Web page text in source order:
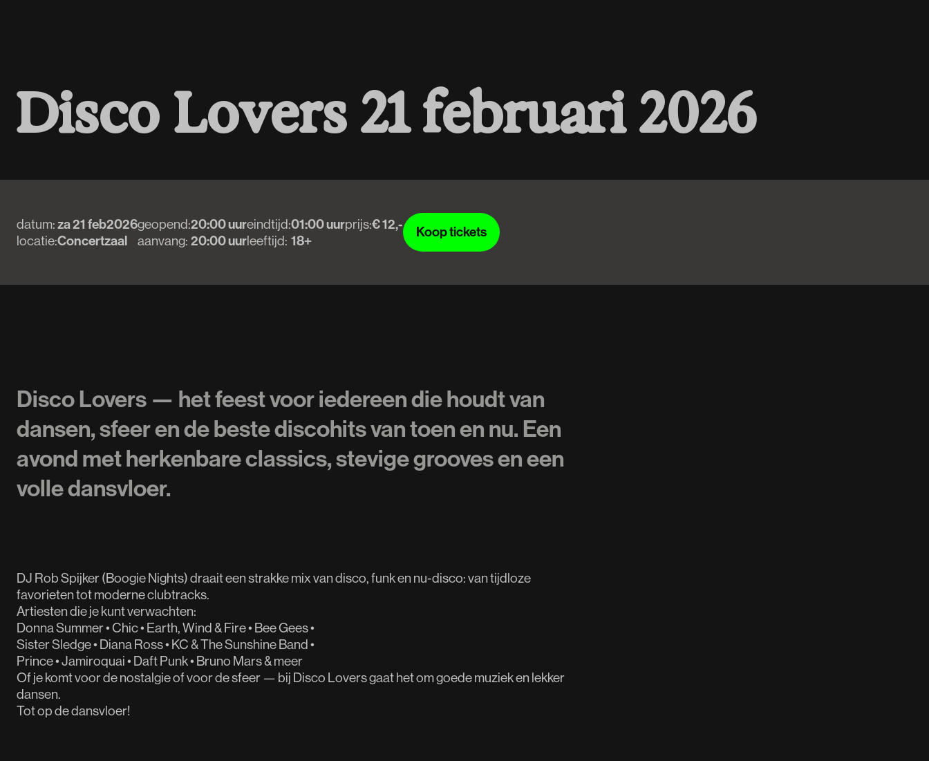
Disco Lovers 21 februari 2026
datum:
locatie:
za 21 feb2026
Concertzaal
geopend:
aanvang:
20:00 uur
20:00 uur
eindtijd:
leeftijd:
01:00 uur
18+
prijs:€ 12,-
Koop tickets
Disco Lovers — het feest voor iedereen die houdt van
dansen, sfeer en de beste discohits van toen en nu. Een
avond met herkenbare classics, stevige grooves en een
volle dansvloer.
DJ Rob Spijker (Boogie Nights) draait een strakke mix van disco, funk en nu-disco: van tijdloze
favorieten tot moderne clubtracks.
Artiesten die je kunt verwachten:
Donna Summer • Chic • Earth, Wind & Fire • Bee Gees •
Sister Sledge • Diana Ross • KC & The Sunshine Band •
Prince • Jamiroquai • Daft Punk • Bruno Mars & meer
Of je komt voor de nostalgie of voor de sfeer — bij Disco Lovers gaat het om goede muziek en lekker
dansen.
Tot op de dansvloer!